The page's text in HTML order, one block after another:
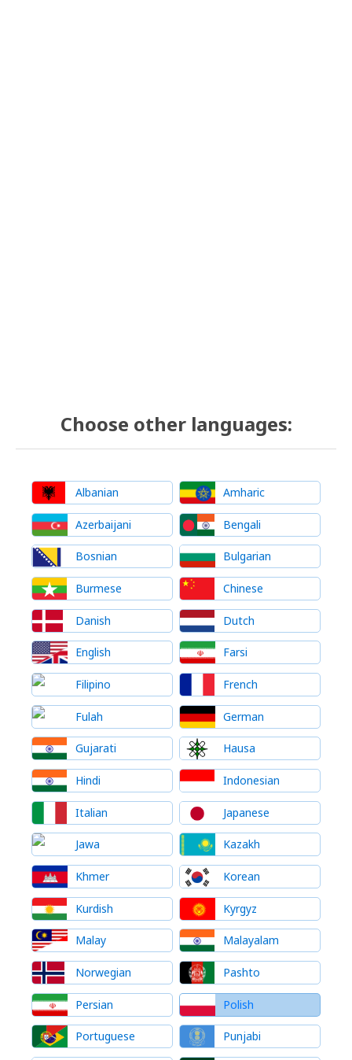
Choose other languages:
Albanian Amharic
Azerbaijani Bengali
Bosnian Bulgarian
Burmese Chinese
Danish Dutch
English Farsi
Filipino French
Fulah German
Gujarati Hausa
Hindi Indonesian
Italian Japanese
Jawa Kazakh
Khmer Korean
Kurdish Kyrgyz
Malay Malayalam
Norwegian Pashto
Persian Polish
Portuguese Punjabi